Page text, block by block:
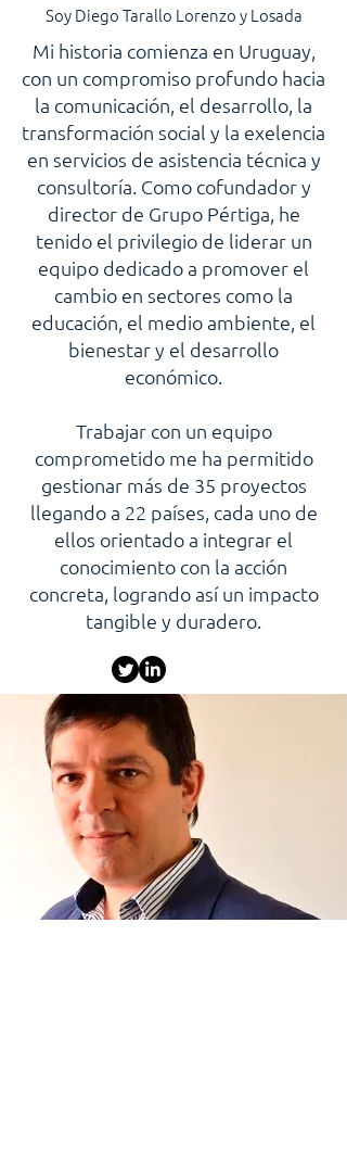
Soy Diego Tarallo Lorenzo y Losada
Mi historia comienza en Uruguay,
con un compromiso profundo hacia
la comunicación, el desarrollo, la
transformación social y la exelencia
en servicios de asistencia técnica y
consultoría. Como cofundador y
director de Grupo Pértiga, he
tenido el privilegio de liderar un
equipo dedicado a promover el
cambio en sectores como la
educación, el medio ambiente, el
bienestar y el desarrollo
económico.
Trabajar con un equipo
comprometido me ha permitido
gestionar más de 35 proyectos
llegando a 22 países, cada uno de
ellos orientado a integrar el
conocimiento con la acción
concreta, logrando así un impacto
tangible y duradero.